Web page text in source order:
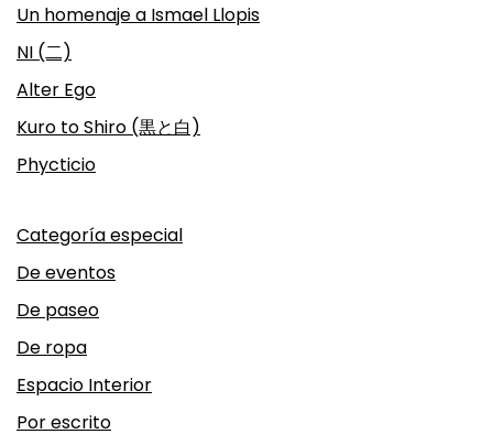
Un homenaje a Ismael Llopis
NI (二)
Alter Ego
Kuro to Shiro (黒と白)
Phycticio
Categoría especial
De eventos
De paseo
De ropa
Espacio Interior
Por escrito